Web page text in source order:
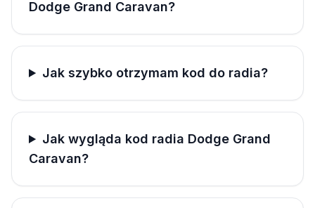
Dodge Grand Caravan?
Jak szybko otrzymam kod do radia?
Jak wygląda kod radia Dodge Grand
Caravan?